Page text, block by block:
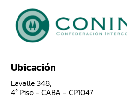
Ubicación
Lavalle 348,
4° Piso - CABA - CP1047